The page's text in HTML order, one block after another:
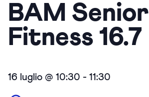
BAM Senior
Fitness 16.7
16 luglio @ 10:30 - 11:30